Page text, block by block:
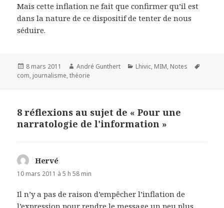
Mais cette inflation ne fait que confirmer qu’il est
dans la nature de ce dispositif de tenter de nous
séduire.
Publié
le
8 mars 2011 Auteur
André Gunthert Catégories
Lhivic, MIM, Notes
com, journalisme,théorie
8 réflexions au sujet de « Pour une
narratologie de l'information »
Hervé
10 mars 2011 à 5 h 58 min
Il n’y a pas de raison d’empêcher l’inflation de
l’expression pour rendre le message un peu plus